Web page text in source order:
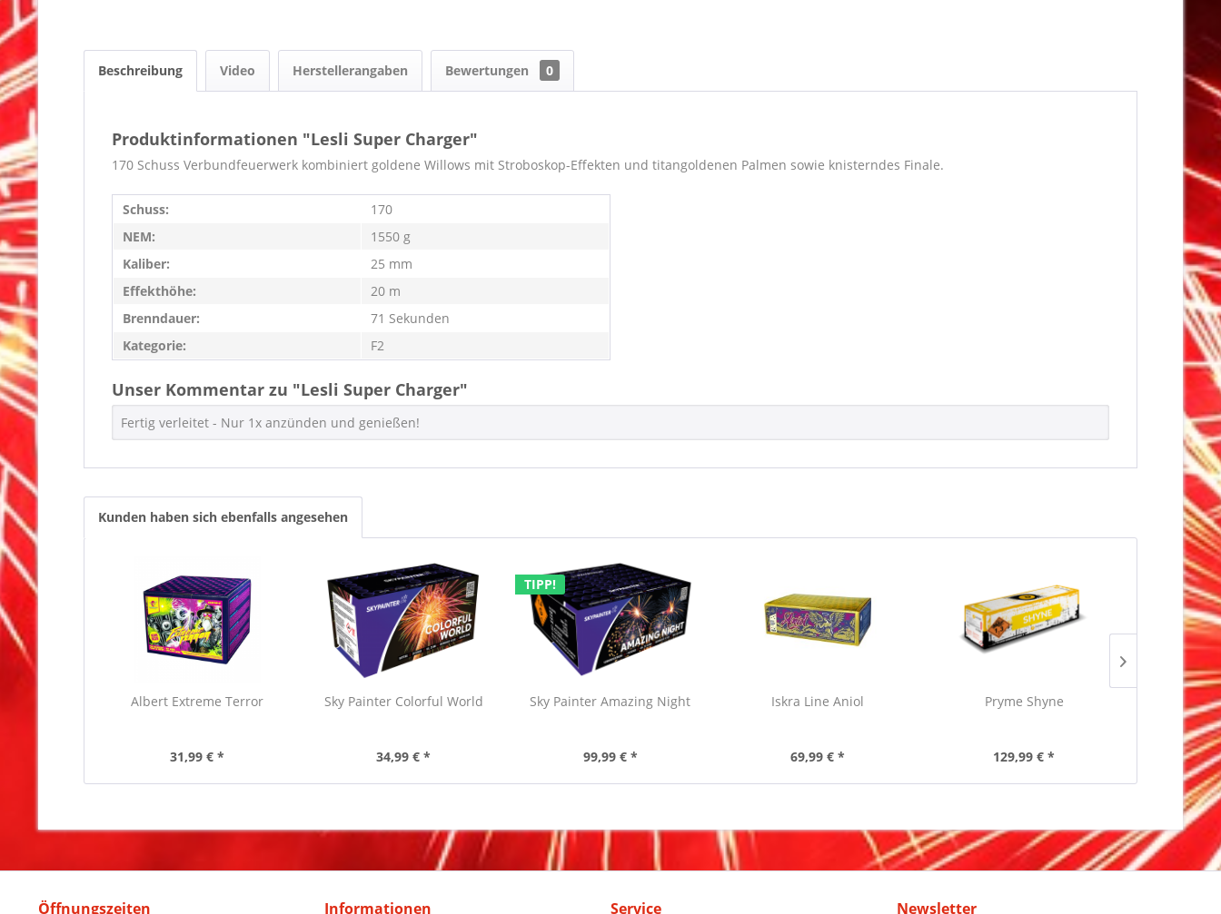
Beschreibung Video Herstellerangaben Bewertungen 0
Produktinformationen "Lesli Super Charger"
170 Schuss Verbundfeuerwerk kombiniert goldene Willows mit Stroboskop-Effekten und titangoldenen Palmen sowie knisterndes Finale.
Schuss:
170
NEM:
1550 g
Kaliber:
25 mm
Effekthöhe:
20 m
Brenndauer:
71 Sekunden
Kategorie:
F2
Unser Kommentar zu "Lesli Super Charger"
Fertig verleitet - Nur 1x anzünden und genießen!
Kunden haben sich ebenfalls angesehen
Albert Extreme Terror
31,99 € *
Sky Painter Colorful World
34,99 € *
TIPP!
Sky Painter Amazing Night
99,99 € *
Iskra Line Aniol
69,99 € *
Pryme Shyne
129,99 € *
Iskra
Öffnungszeiten Informationen Service Newsletter